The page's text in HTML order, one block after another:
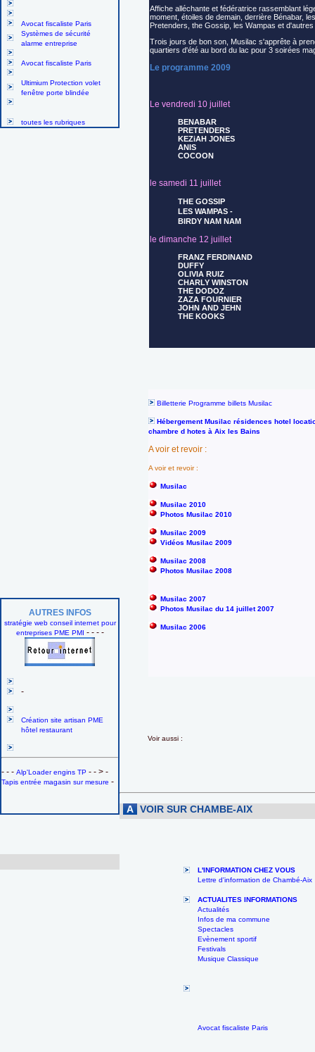
Avocat fiscaliste Paris
Systèmes de sécurité
alarme entreprise
Avocat fiscaliste Paris
Ultimium Protection volet
fenêtre porte blindée
toutes les rubriques
AUTRES INFOS
stratégie web conseil internet pour
entreprises PME PMI - - - -
-
Création site artisan PME
hôtel restaurant
- - - Alp'Loader engins TP - - > -
Tapis entrée magasin sur mesure -
Affiche alléchante et fédératrice rassemblant
moment, étoiles de demain, derrière Bénabar, les
Pretenders, the Gossip, les Wampas et
Trois jours de bon son, Musilac s'apprête à
quartiers d'été au bord du lac pour 3 soirées
Le programme 2009
Le vendredi 10 juillet
BENABAR
PRETENDERS
KEZiAH JONES
ANIS
COCOON
le samedi 11 juillet
THE GOSSIP
LES WAMPAS -
BIRDY NAM NAM
le dimanche 12 juillet
FRANZ FERDINAND
DUFFY
OLIVIA RUIZ
CHARLY WINSTON
THE DODOZ
ZAZA FOURNIER
JOHN AND JEHN
THE KOOKS
Billetterie Programme billets Musilac
Hébergement Musilac résidences hotel
chambre d hotes à Aix les Bains
A voir et revoir :
A voir et revoir :
Musilac
Musilac 2010
Photos Musilac 2010
Musilac 2009
Vidéos Musilac 2009
Musilac 2008
Photos Musilac 2008
Musilac 2007
Photos Musilac du 14 juillet 2007
Musilac 2006
Voir aussi :
A VOIR SUR CHAMBE-AIX
L'INFORMATION CHEZ VOUS
Lettre d'information de Chambé-Aix
ACTUALITES INFORMATIONS
Actualités
Infos de ma commune
Spectacles
Evènement sportif
Festivals
Musique Classique
Avocat fiscaliste Paris